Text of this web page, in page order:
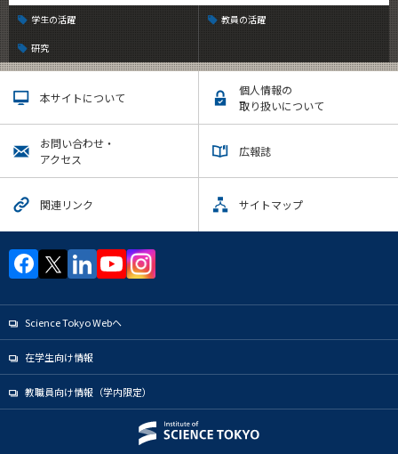
学生の活躍 教員の活躍
研究
本サイトについて
個人情報の
取り扱いについて
お問い合わせ・
アクセス
広報誌
関連リンク サイトマップ
Science Tokyo Webヘ
在学生向け情報
教職員向け情報（学内限定）